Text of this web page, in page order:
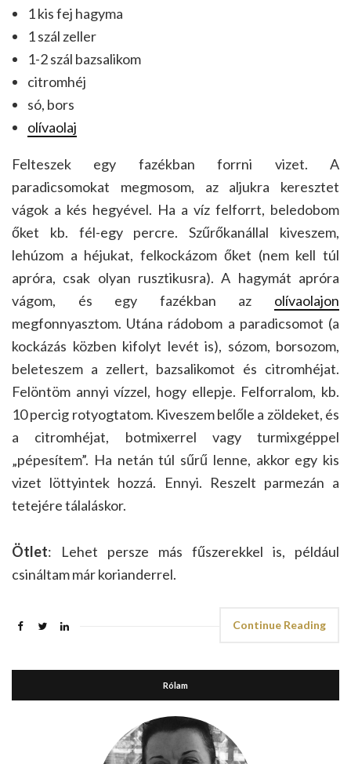
1 kis fej hagyma
1 szál zeller
1-2 szál bazsalikom
citromhéj
só, bors
olívaolaj
Felteszek egy fazékban forrni vizet. A
paradicsomokat megmosom, az aljukra keresztet
vágok a kés hegyével. Ha a víz felforrt, beledobom
őket kb. fél-egy percre. Szűrőkanállal kiveszem,
lehúzom a héjukat, felkockázom őket (nem kell túl
apróra, csak olyan rusztikusra). A hagymát apróra
vágom, és egy fazékban az olívaolajon
megfonnyasztom. Utána rádobom a paradicsomot (a
kockázás közben kifolyt levét is), sózom, borsozom,
beleteszem a zellert, bazsalikomot és citromhéjat.
Felöntöm annyi vízzel, hogy ellepje. Felforralom, kb.
10 percig rotyogtatom. Kiveszem belőle a zöldeket, és
a citromhéjat, botmixerrel vagy turmixgéppel
„pépesítem”. Ha netán túl sűrű lenne, akkor egy kis
vizet löttyintek hozzá. Ennyi. Reszelt parmezán a
tetejére tálaláskor.
Ötlet: Lehet persze más fűszerekkel is, például
csináltam már korianderrel.
Continue Reading
Rólam